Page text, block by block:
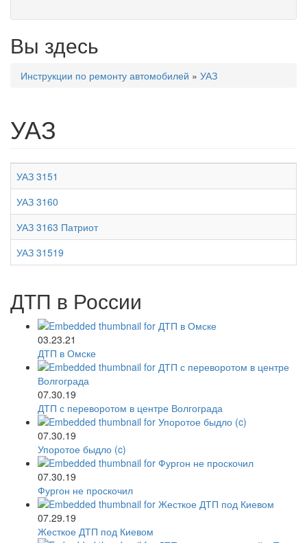
Вы здесь
Инструкции по ремонту автомобилей » УАЗ
УАЗ
УАЗ 3151
УАЗ 3160
УАЗ 3163 Патриот
УАЗ 31519
ДТП в России
03.23.21
ДТП в Омске
07.30.19
ДТП с переворотом в центре Волгограда
07.30.19
Упоротое быдло (c)
07.30.19
Фургон не проскочил
07.29.19
Жесткое ДТП под Киевом